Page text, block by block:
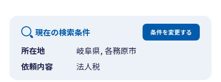
現在の検索条件 条件を変更する
所在地
岐阜県, 各務原市
依頼内容
法人税